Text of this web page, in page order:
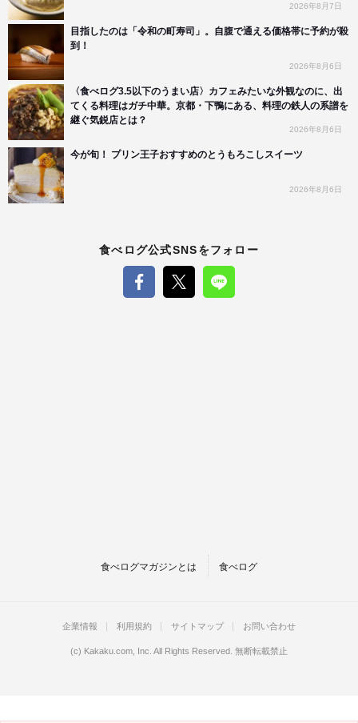
2026年8月7日
目指したのは「令和の町寿司」。自腹で通える価格帯に予約が殺
到！
2026年8月6日
〈食べログ3.5以下のうまい店〉カフェみたいな外観なのに、出
てくる料理はガチ中華。京都・下鴨にある、料理の鉄人の系譜を
継ぐ気鋭店とは？
2026年8月6日
今が旬！ プリン王子おすすめのとうもろこしスイーツ
2026年8月6日
食べログ公式SNSをフォロー
食べログマガジンとは 食べログ
企業情報 利用規約 サイトマップ お問い合わせ
(c) Kakaku.com, Inc. All Rights Reserved. 無断転載禁止